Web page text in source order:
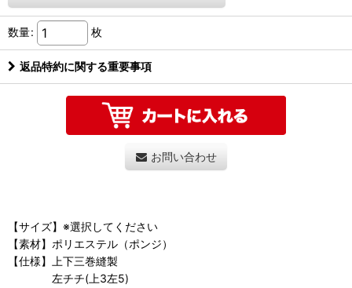
数量: 枚
返品特約に関する重要事項
お問い合わせ
【サイズ】※選択してください
【素材】ポリエステル（ポンジ）
【仕様】上下三巻縫製
左チチ(上3左5)